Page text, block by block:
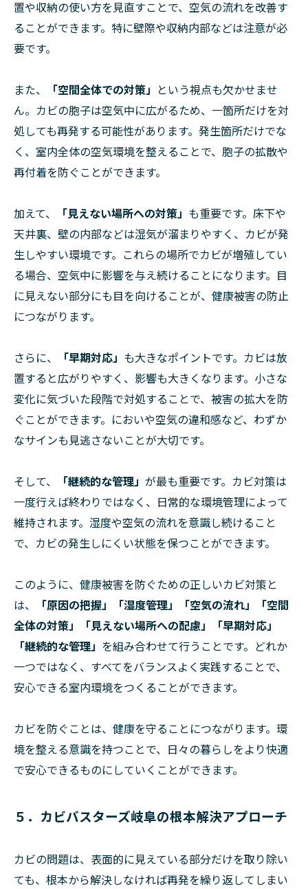
置や収納の使い方を見直すことで、空気の流れを改善す
ることができます。特に壁際や収納内部などは注意が必
要です。
また、 「空間全体での対策」 という視点も欠かせませ
ん。カビの胞子は空気中に広がるため、一箇所だけを対
処しても再発する可能性があります。発生箇所だけでな
く、室内全体の空気環境を整えることで、胞子の拡散や
再付着を防ぐことができます。
加えて、 「見えない場所への対策」 も重要です。床下や
天井裏、壁の内部などは湿気が溜まりやすく、カビが発
生しやすい環境です。これらの場所でカビが増殖してい
る場合、空気中に影響を与え続けることになります。目
に見えない部分にも目を向けることが、健康被害の防止
につながります。
さらに、 「早期対応」 も大きなポイントです。カビは放
置すると広がりやすく、影響も大きくなります。小さな
変化に気づいた段階で対処することで、被害の拡大を防
ぐことができます。においや空気の違和感など、わずか
なサインも見逃さないことが大切です。
そして、 「継続的な管理」 が最も重要です。カビ対策は
一度行えば終わりではなく、日常的な環境管理によって
維持されます。湿度や空気の流れを意識し続けること
で、カビの発生しにくい状態を保つことができます。
このように、健康被害を防ぐための正しいカビ対策と
は、
「原因の把握」「湿度管理」「空気の流れ」「空間
全体の対策」「見えない場所への配慮」「早期対応」
「継続的な管理」 を組み合わせて行うことです。どれか
一つではなく、すべてをバランスよく実践することで、
安心できる室内環境をつくることができます。
カビを防ぐことは、健康を守ることにつながります。環
境を整える意識を持つことで、日々の暮らしをより快適
で安心できるものにしていくことができます。
５．カビバスターズ岐阜の根本解決アプローチ
カビの問題は、表面的に見えている部分だけを取り除い
ても、根本から解決しなければ再発を繰り返してしまい